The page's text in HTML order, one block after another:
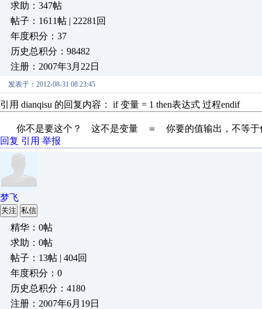
求助：347帖
帖子：1611帖 | 22281回
年度积分：37
历史总积分：98482
注册：2007年3月22日
发表于：2012-08-31 08:23:45
引用 dianqisu 的回复内容： if 变量 = 1 then表达式 过程endif
你不是要这个？ 这不是变量 ＝ 你要的值输出，不等于
回复 引用 举报
梦飞
关注 私信
精华：0帖
求助：0帖
帖子：13帖 | 404回
年度积分：0
历史总积分：4180
注册：2007年6月19日